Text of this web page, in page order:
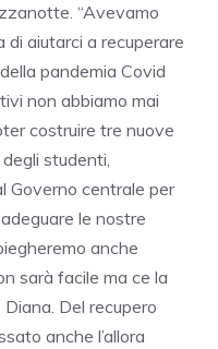
“Avevamo
aiutarci a recuperare
pandemia Covid
non abbiamo mai
costruire tre nuove
studenti,
Governo centrale per
le nostre
anche
sarà facile ma ce la
Del recupero
anche l’allora